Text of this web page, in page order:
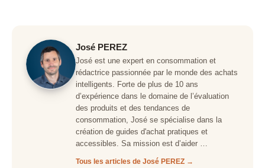
José PEREZ
José est une expert en consommation et
rédactrice passionnée par le monde des achats
intelligents. Forte de plus de 10 ans
d’expérience dans le domaine de l’évaluation
des produits et des tendances de
consommation, José se spécialise dans la
création de guides d'achat pratiques et
accessibles. Sa mission est d’aider …
Tous les articles de José PEREZ →